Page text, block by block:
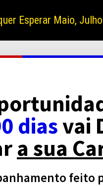
Esperar Maio,
diasvai
a sua
feito